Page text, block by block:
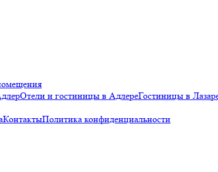
Отели и гостиницы в АдлереГостиницы в
КонтактыПолитика конфиденциальности